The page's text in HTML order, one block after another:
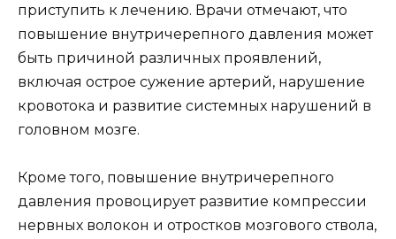
приступить к лечению. Врачи отмечают, что
повышение внутричерепного давления может
быть причиной различных проявлений,
включая острое сужение артерий, нарушение
кровотока и развитие системных нарушений в
головном мозге.
Кроме того, повышение внутричерепного
давления провоцирует развитие компрессии
нервных волокон и отростков мозгового ствола,